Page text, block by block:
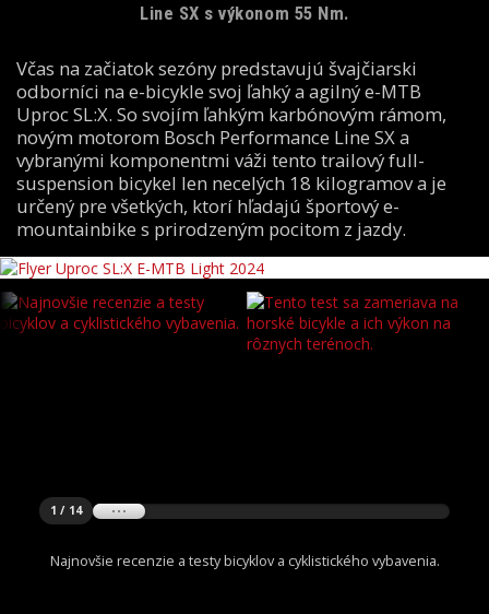
Line SX s výkonom 55 Nm.
Včas na začiatok sezóny predstavujú švajčiarski
odborníci na e-bicykle svoj ľahký a agilný e-MTB
Uproc SL:X. So svojím ľahkým karbónovým rámom,
novým motorom Bosch Performance Line SX a
vybranými komponentmi váži tento trailový full-
suspension bicykel len necelých 18 kilogramov a je
určený pre všetkých, ktorí hľadajú športový e-
mountainbike s prirodzeným pocitom z jazdy.
1 / 14
Najnovšie recenzie a testy bicyklov a cyklistického vybavenia.